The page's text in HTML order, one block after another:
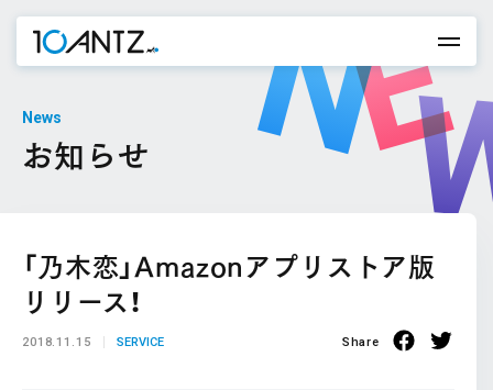
News
お知らせ
「乃木恋」Amazonアプリストア版
リリース！
2018.11.15 SERVICE Share